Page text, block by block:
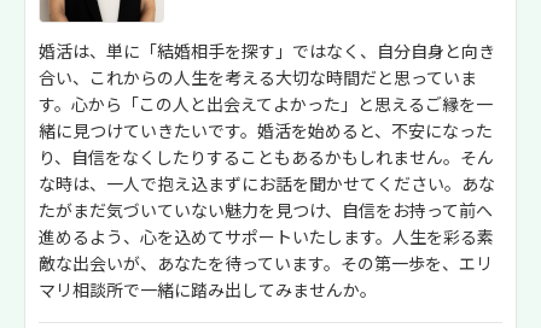
婚活は、単に「結婚相手を探す」ではなく、自分自身と向き
合い、これからの人生を考える大切な時間だと思っていま
す。心から「この人と出会えてよかった」と思えるご縁を一
緒に見つけていきたいです。婚活を始めると、不安になった
り、自信をなくしたりすることもあるかもしれません。そん
な時は、一人で抱え込まずにお話を聞かせてください。あな
たがまだ気づいていない魅力を見つけ、自信をお持って前へ
進めるよう、心を込めてサポートいたします。人生を彩る素
敵な出会いが、あなたを待っています。その第一歩を、エリ
マリ相談所で一緒に踏み出してみませんか。